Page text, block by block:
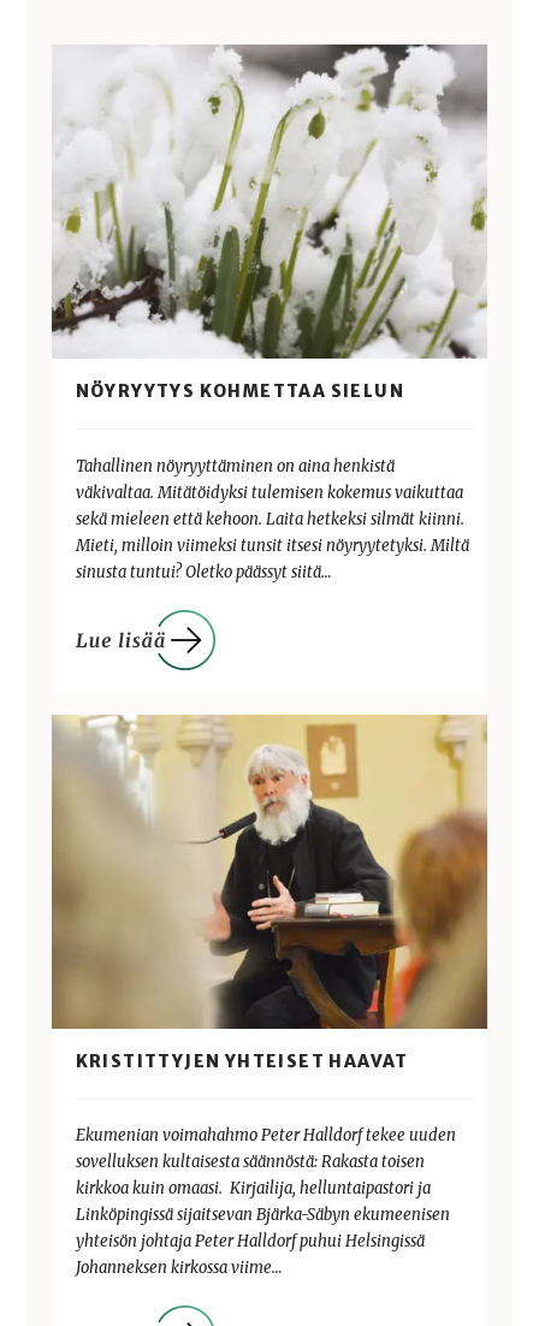
NÖYRYYTYS KOHMETTAA SIELUN
Tahallinen nöyryyttäminen on aina henkistä
väkivaltaa. Mitätöidyksi tulemisen kokemus vaikuttaa
sekä mieleen että kehoon. Laita hetkeksi silmät kiinni.
Mieti, milloin viimeksi tunsit itsesi nöyryytetyksi. Miltä
sinusta tuntui? Oletko päässyt siitä…
KRISTITTYJEN YHTEISET HAAVAT
Ekumenian voimahahmo Peter Halldorf tekee uuden
sovelluksen kultaisesta säännöstä: Rakasta toisen
kirkkoa kuin omaasi. Kirjailija, helluntaipastori ja
Linköpingissä sijaitsevan Bjärka-Säbyn ekumeenisen
yhteisön johtaja Peter Halldorf puhui Helsingissä
Johanneksen kirkossa viime…